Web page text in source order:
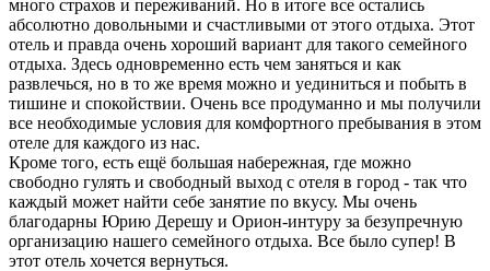
много страхов и переживаний. Но в итоге все остались
абсолютно довольными и счастливыми от этого отдыха. Этот
отель и правда очень хороший вариант для такого семейного
отдыха. Здесь одновременно есть чем заняться и как
развлечься, но в то же время можно и уединиться и побыть в
тишине и спокойствии. Очень все продуманно и мы получили
все необходимые условия для комфортного пребывания в этом
отеле для каждого из нас.
Кроме того, есть ещё большая набережная, где можно
свободно гулять и свободный выход с отеля в город - так что
каждый может найти себе занятие по вкусу. Мы очень
благодарны Юрию Дерешу и Орион-интуру за безупречную
организацию нашего семейного отдыха. Все было супер! В
этот отель хочется вернуться.